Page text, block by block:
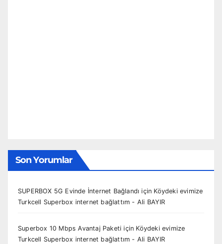
Son Yorumlar
SUPERBOX 5G Evinde İnternet Bağlandı için Köydeki evimize
Turkcell Superbox internet bağlattım - Ali BAYIR
Superbox 10 Mbps Avantaj Paketi için Köydeki evimize
Turkcell Superbox internet bağlattım - Ali BAYIR